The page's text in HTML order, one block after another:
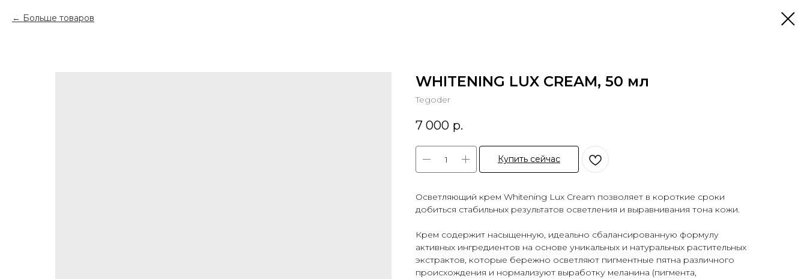
Больше товаров
WHITENING LUX CREAM, 50 мл
Tegoder
7 000 р.
Купить сейчас
Осветляющий крем Whitening Lux Cream позволяет в короткие сроки
добиться стабильных результатов осветления и выравнивания тона кожи.
Крем содержит насыщенную, идеально сбалансированную формулу
активных ингредиентов на основе уникальных и натуральных растительных
экстрактов, которые бережно осветляют пигментные пятна различного
происхождения и нормализуют выработку меланина (пигмента,